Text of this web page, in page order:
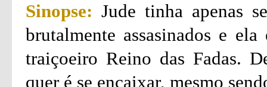
Sinopse: Jude tinha apenas
brutalmente assasinados e
traiçoeiro Reino das Fadas.
quer é se encaixar, mesmo